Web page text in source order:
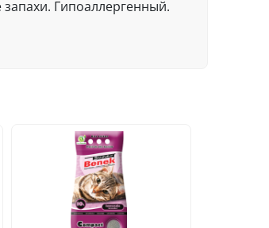
Гипоаллергенный.